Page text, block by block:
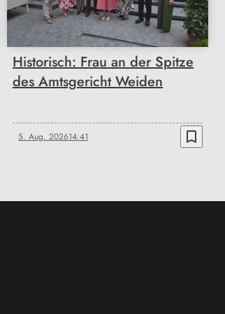
Historisch: Frau an der Spitze
des Amtsgericht Weiden
5. Aug. 202614:41 bookmark_border